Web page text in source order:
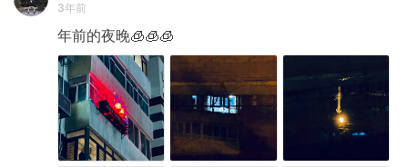
3年前
年前的夜晚🧊🧊🧊